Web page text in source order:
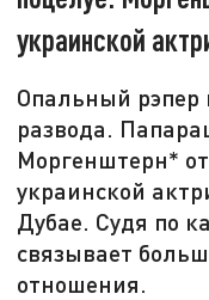
украинской
Опальный рэпер
развода.
Моргенштерн*
украинской
Дубае. Судя по
связывает
отношения.